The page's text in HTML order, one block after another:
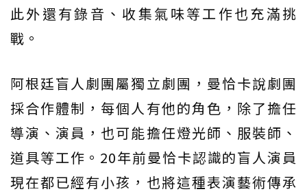
此外還有錄音、收集氣味等工作也充滿挑
戰。
阿根廷盲人劇團屬獨立劇團，曼恰卡說劇團
採合作體制，每個人有他的角色，除了擔任
導演、演員，也可能擔任燈光師、服裝師、
道具等工作。20年前曼恰卡認識的盲人演員
現在都已經有小孩，也將這種表演藝術傳承